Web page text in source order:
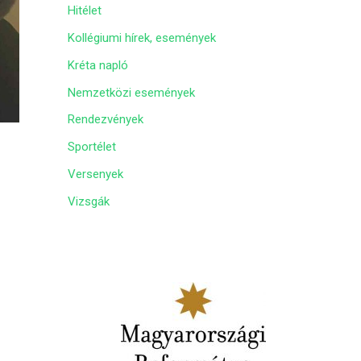
Hitélet
Kollégiumi hírek, események
Kréta napló
Nemzetközi események
Rendezvények
Sportélet
Versenyek
Vizsgák